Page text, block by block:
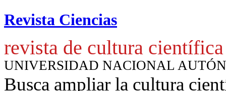
Revista Ciencias
revista de cultura científica
UNIVERSIDAD NACIONAL
Busca ampliar la cultura